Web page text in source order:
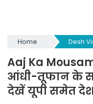
Home Desh
Aaj Ka
आंधी-तूफान के
देखें यूपी समेत